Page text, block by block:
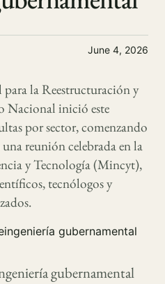
June 4, 2026
la Reestructuración y
Nacional inició este
por sector, comenzando
reunión celebrada en la
y Tecnología (Mincyt),
tecnólogos y
gubernamental